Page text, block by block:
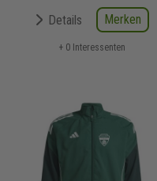
Details Merken
+ 0 Interessenten